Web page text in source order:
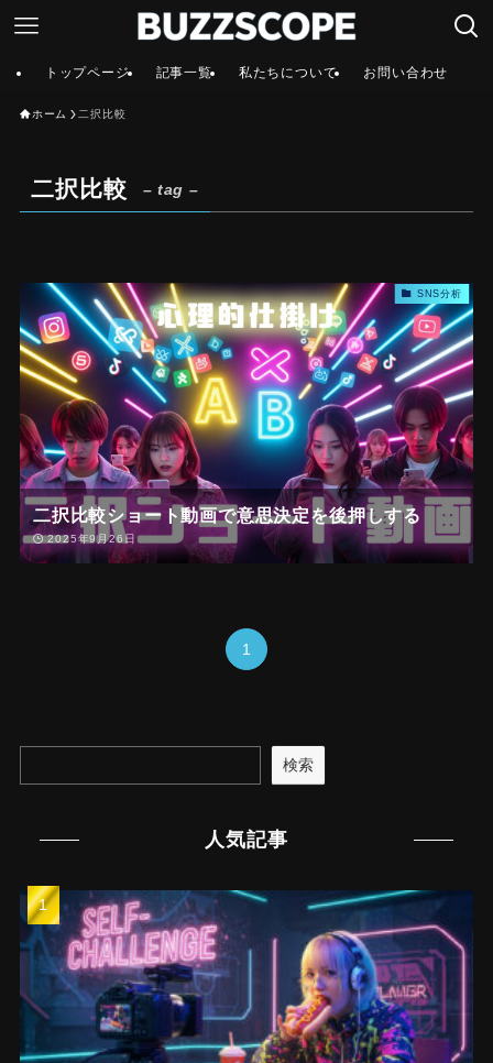
トップページ 記事一覧 私たちについて お問い合わせ
ホーム 二択比較
二択比較 – tag –
SNS分析
二択比較ショート動画で意思決定を後押しする
2025年9月26日
1
検索
人気記事